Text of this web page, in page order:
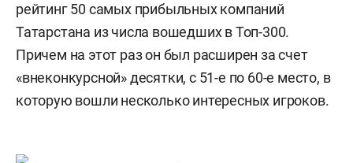
рейтинг 50 самых прибыльных компаний
Татарстана из числа вошедших в Топ-300.
Причем на этот раз он был расширен за счет
«внеконкурсной» десятки, с 51-е по 60-е место, в
которую вошли несколько интересных игроков.